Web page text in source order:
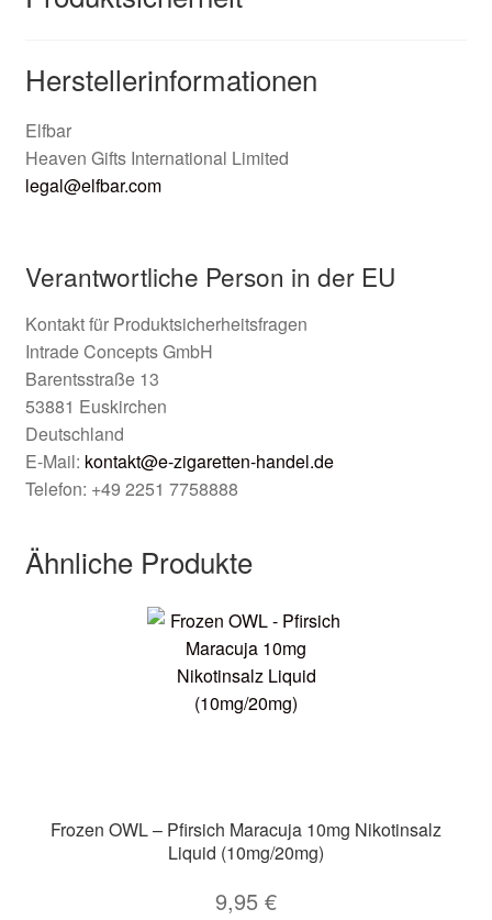
Herstellerinformationen
Elfbar
Heaven Gifts International Limited
legal@elfbar.com
Verantwortliche Person in der EU
Kontakt für Produktsicherheitsfragen
Intrade Concepts GmbH
Barentsstraße 13
53881 Euskirchen
Deutschland
E-Mail: kontakt@e-zigaretten-handel.de
Telefon: +49 2251 7758888
Ähnliche Produkte
Frozen OWL – Pfirsich Maracuja 10mg Nikotinsalz
Liquid (10mg/20mg)
9,95 €